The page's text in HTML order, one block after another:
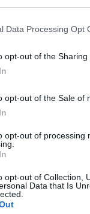
Data Processing Opt
opt-out of the Sharing
opt-out of the Sale of
opt-out of processing
opt-out of Collection,
Data that Is
9 4 43 27
12
11 6 38 27
9 10 8 46 52
5